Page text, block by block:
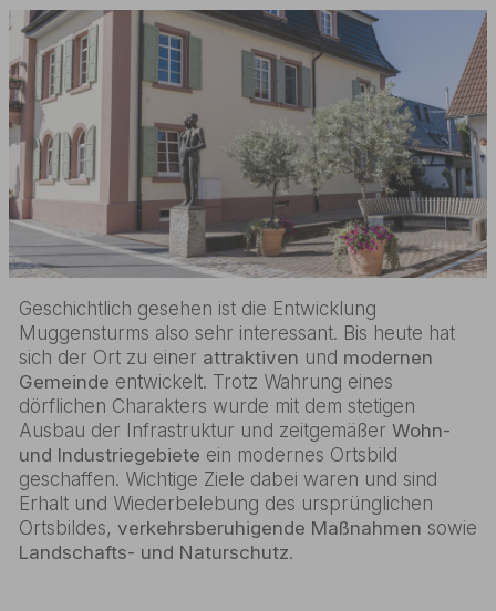
Geschichtlich gesehen ist die Entwicklung
Muggensturms also sehr interessant. Bis heute hat
sich der Ort zu einer attraktiven und modernen
Gemeinde entwickelt. Trotz Wahrung eines
dörflichen Charakters wurde mit dem stetigen
Ausbau der Infrastruktur und zeitgemäßer Wohn-
und Industriegebiete ein modernes Ortsbild
geschaffen. Wichtige Ziele dabei waren und sind
Erhalt und Wiederbelebung des ursprünglichen
Ortsbildes, verkehrsberuhigende Maßnahmen sowie
Landschafts- und Naturschutz.